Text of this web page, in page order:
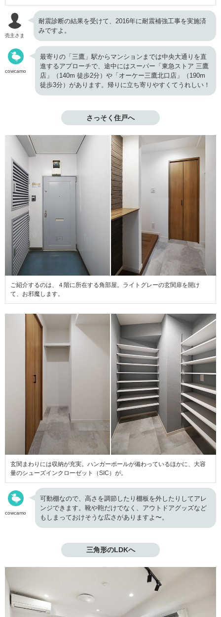
売主さま
耐震診断の結果を受けて、2016年に耐震補強工事を実施済
みですよ。
cowcamo
最寄りの「三鷹」駅からマンションまでは中央大通りを直
進するアプローチで、途中にはスーパー「東急ストア 三鷹
店」（140m 徒歩2分）や「オーケー三鷹北口店」（190m
徒歩3分）があります。帰りに立ち寄りやすくてうれしい！
さっそく住戸へ
ご紹介するのは、４階に所在する角部屋。ライトグレーの玄関扉を開け
て、お邪魔します。
玄関まわりには収納が充実。ハンガーポールが備わっているほかに、大容
量のシューズインクローゼット（SIC）が。
cowcamo
可動棚なので、高さを調節したり棚板を外したりしてアレ
ンジできます。靴や鞄だけでなく、アウトドアグッズなど
もしまっておけそうな広さがありますよ〜。
三角形のLDKへ